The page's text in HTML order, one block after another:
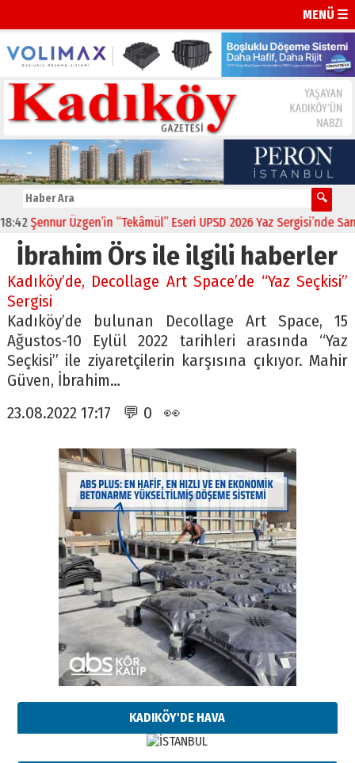
MENÜ ☰
Şennur Üzgen’in “Tekâmül” Eseri UPSD 2026 Yaz Sergisi’nde
İbrahim Örs ile ilgili haberler
Kadıköy’de, Decollage Art Space’de “Yaz Seçkisi”
Sergisi
Kadıköy’de bulunan Decollage Art Space, 15
Ağustos-10 Eylül 2022 tarihleri arasında “Yaz
Seçkisi” ile ziyaretçilerin karşısına çıkıyor. Mahir
Güven, İbrahim…
23.08.2022 17:17 💬 0 👀
KADIKÖY'DE HAVA